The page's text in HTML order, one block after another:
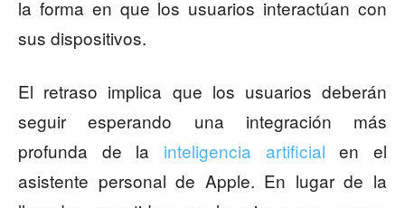
la forma en que los usuarios interactúan con
sus dispositivos.
El retraso implica que los usuarios deberán
seguir esperando una integración más
profunda de la inteligencia artificial en el
asistente personal de Apple. En lugar de la